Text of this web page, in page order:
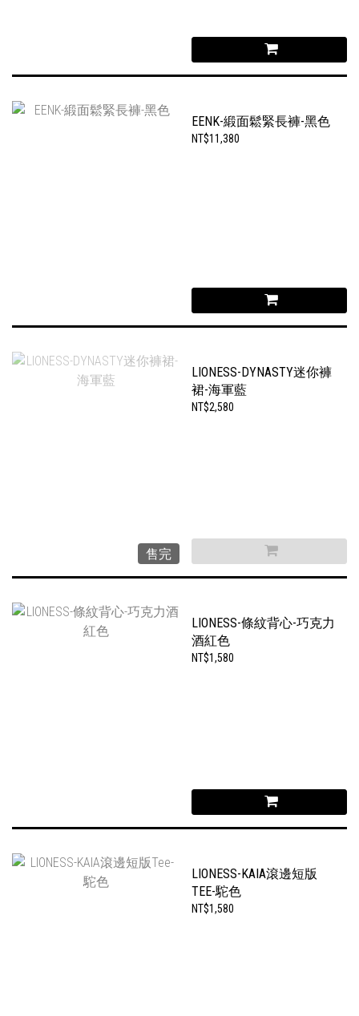
EENK-緞面鬆緊長褲-黑色
NT$11,380
售完
LIONESS-DYNASTY迷你褲
裙-海軍藍
NT$2,580
LIONESS-條紋背心-巧克力
酒紅色
NT$1,580
LIONESS-KAIA滾邊短版
TEE-駝色
NT$1,580